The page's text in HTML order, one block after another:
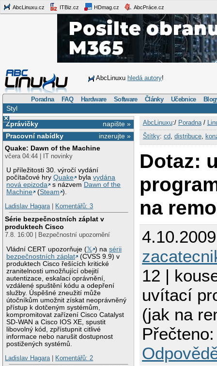
AbcLinuxu.cz ITBiz.cz HDmag.cz AbcPráce.cz
AbcLinuxu hledá autory!
Poradna FAQ Hardware Software Články Učebnice
Styl
×
napište »
Zprávičky
inzerujte »
Pracovní nabídky
Quake: Dawn of the Machine
včera 04:44 | IT novinky
U příležitosti 30. výročí vydání
počítačové hryQuake bylavydána
nová epizoda
s názvem Dawn of the
Machine
(Steam ).
Ladislav Hagara| Komentářů: 3
Série bezpečnostních záplat v
produktech Cisco
7.8. 16:00 | Bezpečnostní upozornění
Vládní CERT upozorňuje (𝕏 ) nasérii
bezpečnostních záplat
(CVSS 9.9) v
produktech Cisco řešících kritické
zranitelnosti umožňující obejití
autentizace, eskalaci oprávnění,
vzdálené spuštění kódu a odepření
služby. Úspěšné zneužití může
útočníkům umožnit získat neoprávněný
přístup k dotčeným systémům,
kompromitovat zařízení Cisco Catalyst
SD-WAN a Cisco IOS XE, spustit
libovolný kód, zpřístupnit citlivé
informace nebo narušit dostupnost
postižených systémů.
Ladislav Hagara| Komentářů: 2
AbcLinuxu:/ Poradna/
Štítky: cd, distribuce,
Dotaz:
na
12 |
uvítací
(jak na